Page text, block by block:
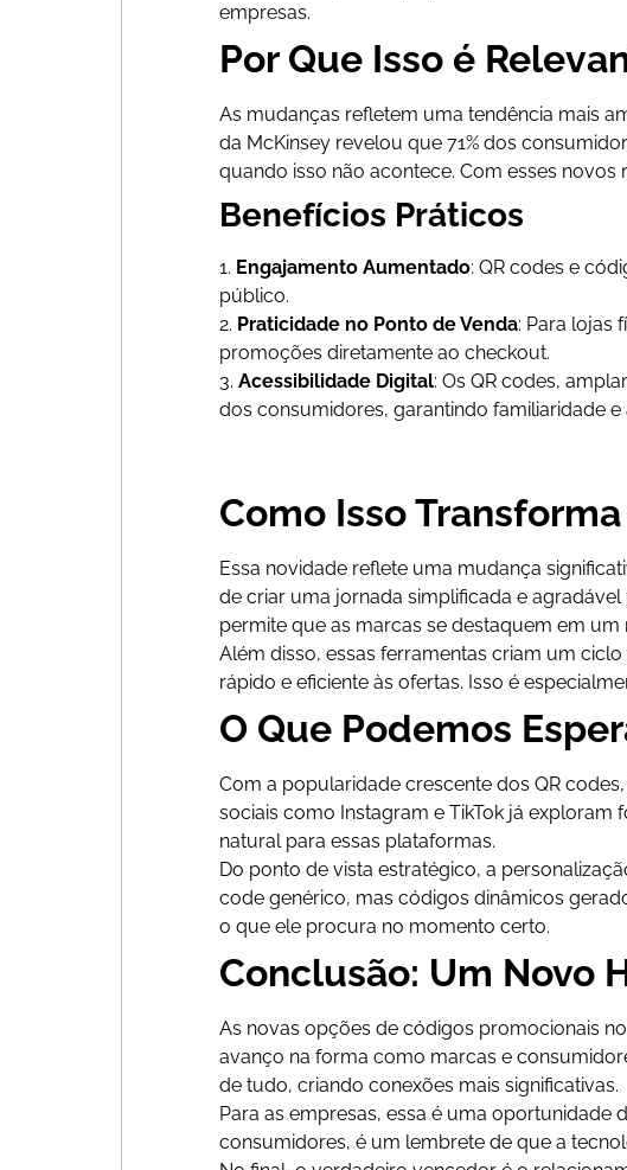
empresas.
Por Que Isso é
As mudanças refletem uma tendência mais
da McKinsey revelou que 71% dos
quando isso não acontece. Com esses
Benefícios Práticos
1. Engajamento Aumentado: QR codes e
público.
2. Praticidade no Ponto de Venda: Para lojas
promoções diretamente ao checkout.
3. Acessibilidade Digital: Os QR codes,
dos consumidores, garantindo familiaridade e
Como Isso
Essa novidade reflete uma mudança
de criar uma jornada simplificada e
permite que as marcas se destaquem em
Além disso, essas ferramentas criam um
rápido e eficiente às ofertas. Isso é
O Que Podemos
Com a popularidade crescente dos QR
sociais como Instagram e TikTok já
natural para essas plataformas.
Do ponto de vista estratégico, a
code genérico, mas códigos dinâmicos
o que ele procura no momento certo.
Conclusão: Um Novo
As novas opções de códigos promocionais
avanço na forma como marcas e
de tudo, criando conexões mais significativas.
Para as empresas, essa é uma oportunidade
consumidores, é um lembrete de que a